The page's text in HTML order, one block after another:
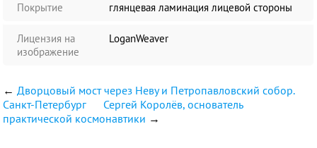
Покрытие глянцевая ламинация лицевой стороны
Лицензия на
изображение
LoganWeaver
←Дворцовый мост через Неву и Петропавловский собор.
Санкт-Петербург
Сергей Королёв, основатель
практической космонавтики →